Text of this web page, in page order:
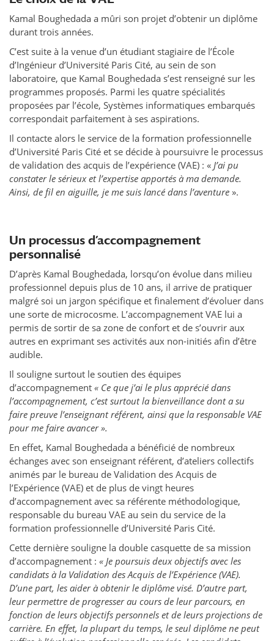
Kamal Boughedada a mûri son projet d’obtenir un diplôme
durant trois années.
C’est suite à la venue d’un étudiant stagiaire de l’École
d’Ingénieur d’Université Paris Cité, au sein de son
laboratoire, que Kamal Boughedada s’est renseigné sur les
programmes proposés. Parmi les quatre spécialités
proposées par l’école, Systèmes informatiques embarqués
correspondait parfaitement à ses aspirations.
Il contacte alors le service de la formation professionnelle
d’Université Paris Cité et se décide à poursuivre le processus
de validation des acquis de l’expérience (VAE) : « J’ai pu
constater le sérieux et l’expertise apportés à ma demande.
Ainsi, de fil en aiguille, je me suis lancé dans l’aventure ».
Un processus d’accompagnement
personnalisé
D’après Kamal Boughedada, lorsqu’on évolue dans milieu
professionnel depuis plus de 10 ans, il arrive de pratiquer
malgré soi un jargon spécifique et finalement d’évoluer dans
une sorte de microcosme. L’accompagnement VAE lui a
permis de sortir de sa zone de confort et de s’ouvrir aux
autres en exprimant ses activités aux non-initiés afin d’être
audible.
Il souligne surtout le soutien des équipes
d’accompagnement « Ce que j’ai le plus apprécié dans
l’accompagnement, c’est surtout la bienveillance dont a su
faire preuve l’enseignant référent, ainsi que la responsable VAE
pour me faire avancer ».
En effet, Kamal Boughedada a bénéficié de nombreux
échanges avec son enseignant référent, d’ateliers collectifs
animés par le bureau de Validation des Acquis de
l’Expérience (VAE) et de plus de vingt heures
d’accompagnement avec sa référente méthodologique,
responsable du bureau VAE au sein du service de la
formation professionnelle d’Université Paris Cité.
Cette dernière souligne la double casquette de sa mission
d’accompagnement : « Je poursuis deux objectifs avec les
candidats à la Validation des Acquis de l’Expérience (VAE).
D’une part, les aider à obtenir le diplôme visé. D’autre part,
leur permettre de progresser au cours de leur parcours, en
fonction de leurs objectifs personnels et de leurs projections de
carrière. En effet, la plupart du temps, le seul diplôme ne peut